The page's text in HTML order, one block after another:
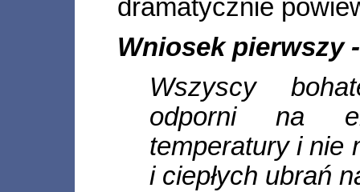
dramatycznie
Wniosek pierwszy -
Wszyscy
odporni na
temperatury i nie
i ciepłych ubrań